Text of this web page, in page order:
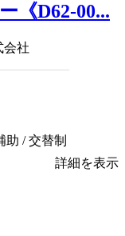
《D62-00...
会社
助 / 交替制
詳細を表示